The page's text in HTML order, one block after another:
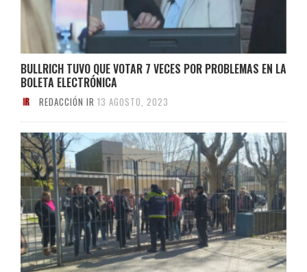
BULLRICH TUVO QUE VOTAR 7 VECES POR PROBLEMAS EN LA
BOLETA ELECTRÓNICA
REDACCIÓN IR 13 AGOSTO, 2023